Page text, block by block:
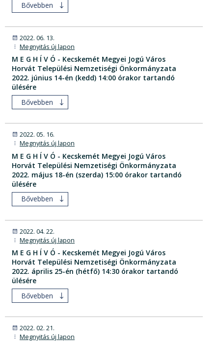
Bővebben
2022. 06. 13.
Megnyitás új lapon
M E G H Í V Ó - Kecskemét Megyei Jogú Város
Horvát Települési Nemzetiségi Önkormányzata
2022. június 14-én (kedd) 14:00 órakor tartandó
ülésére
Bővebben
2022. 05. 16.
Megnyitás új lapon
M E G H Í V Ó - Kecskemét Megyei Jogú Város
Horvát Települési Nemzetiségi Önkormányzata
2022. május 18-én (szerda) 15:00 órakor tartandó
ülésére
Bővebben
2022. 04. 22.
Megnyitás új lapon
M E G H Í V Ó - Kecskemét Megyei Jogú Város
Horvát Települési Nemzetiségi Önkormányzata
2022. április 25-én (hétfő) 14:30 órakor tartandó
ülésére
Bővebben
2022. 02. 21.
Megnyitás új lapon